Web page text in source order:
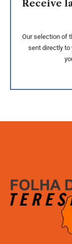
Receive
Our selection of
sent directly to